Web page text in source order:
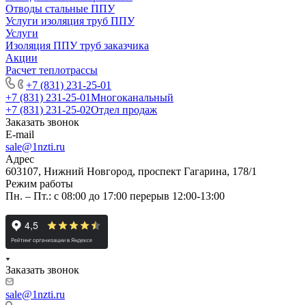
Отводы стальные ППУ
Услуги изоляция труб ППУ
Услуги
Изоляция ППУ труб заказчика
Акции
Расчет теплотрассы
+7 (831) 231-25-01
+7 (831) 231-25-01Многоканальный
+7 (831) 231-25-02Отдел продаж
Заказать звонок
E-mail
sale@1nzti.ru
Адрес
603107, Нижний Новгород, проспект Гагарина, 178/1
Режим работы
Пн. – Пт.: с 08:00 до 17:00 перерыв 12:00-13:00
Заказать звонок
sale@1nzti.ru